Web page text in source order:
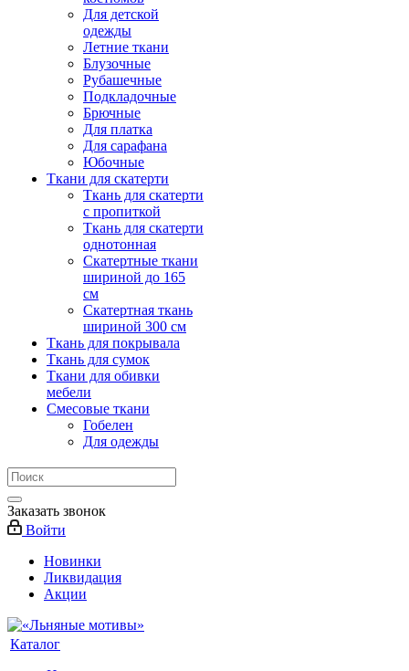
Для детской
одежды
Летние ткани
Блузочные
Рубашечные
Подкладочные
Брючные
Для платка
Для сарафана
Юбочные
Ткани для скатерти
Ткань для скатерти
с пропиткой
Ткань для скатерти
однотонная
Скатертные ткани
шириной до 165
см
Скатертная ткань
шириной 300 см
Ткань для покрывала
Ткань для сумок
Ткани для обивки
мебели
Смесовые ткани
Гобелен
Для одежды
Заказать звонок
Войти
Новинки
Ликвидация
Акции
Каталог